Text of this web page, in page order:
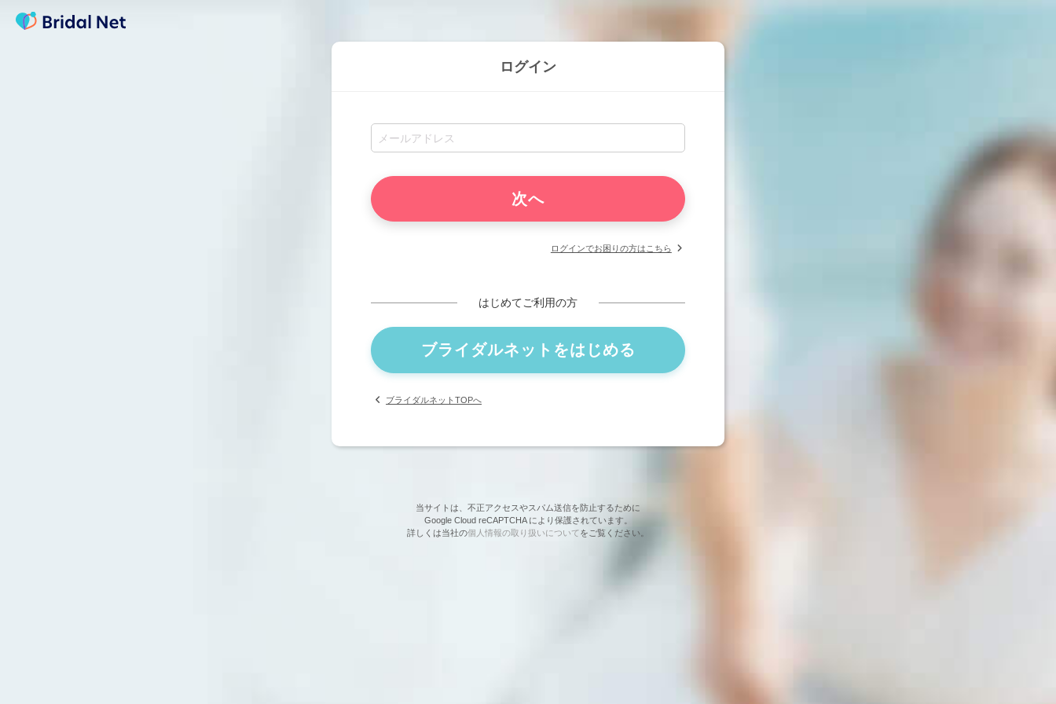
ログイン
ログインでお困りの方はこちら
はじめてご利用の方
ブライダルネットをはじめる
ブライダルネットTOPへ
当サイトは、不正アクセスやスパム送信を防止するために
Google Cloud reCAPTCHA により保護されています。
詳しくは当社の個人情報の取り扱いについてをご覧ください。